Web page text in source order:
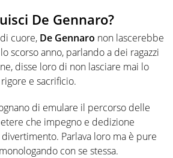
De Gennaro?
cuore, De Gennaro non lascerebbe
scorso anno, parlando a dei ragazzi
disse loro di non lasciare mai lo
e sacrificio.
di emulare il percorso delle
che impegno e dedizione
Parlava loro ma è pure
con se stessa.